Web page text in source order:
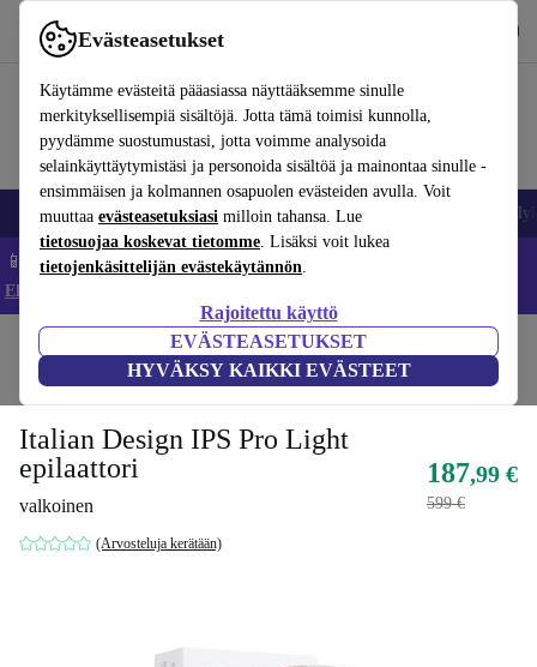
Evästeasetukset
Käytämme evästeitä pääasiassa näyttääksemme sinulle
merkityksellisempiä sisältöjä. Jotta tämä toimisi kunnolla,
pyydämme suostumustasi, jotta voimme analysoida
selainkäyttäytymistäsi ja personoida sisältöä ja mainontaa sinulle -
ensimmäisen ja kolmannen osapuolen evästeiden avulla. Voit
muuttaa evästeasetuksiasi milloin tahansa. Lue
tietosuojaa koskevat tietomme. Lisäksi voit lukea
tietojenkäsittelijän evästekäytännön.
Rajoitettu käyttö
EVÄSTEASETUKSET
HYVÄKSY KAIKKI EVÄSTEET
Käytä refurbed-palvelua nopeasti ja helposti
Matkapuhelimet ja älypuhelimet Kannettavat tietokoneet
📱 Säästä 5 % LISÄÄ iPhoneista – Koodi: IPHONEDEAL –
Ehdot ja säännöt
Terveys & kauneus Vartalonhoito
Suoraan alkuperäiseltä valmistajalta
Italian Design IPS Pro Light
epilaattori
valkoinen
(Arvosteluja kerätään)
187,99 €
599 €